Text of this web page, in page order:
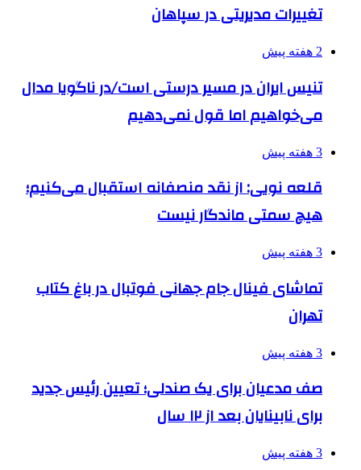
تغییرات مدیریتی در سپاهان
2 هفته پیش
تنیس ایران در مسیر درستی است/در ناگویا مدال
می‌خواهیم اما قول نمی‌دهیم
3 هفته پیش
قلعه نویی: از نقد منصفانه استقبال می‌کنیم؛
هیچ سمتی ماندگار نیست
3 هفته پیش
تماشای فینال جام جهانی فوتبال در باغ کتاب
تهران
3 هفته پیش
صف مدعیان برای یک صندلی؛ تعیین رئیس جدید
برای نابینایان بعد از ۱۲ سال
3 هفته پیش